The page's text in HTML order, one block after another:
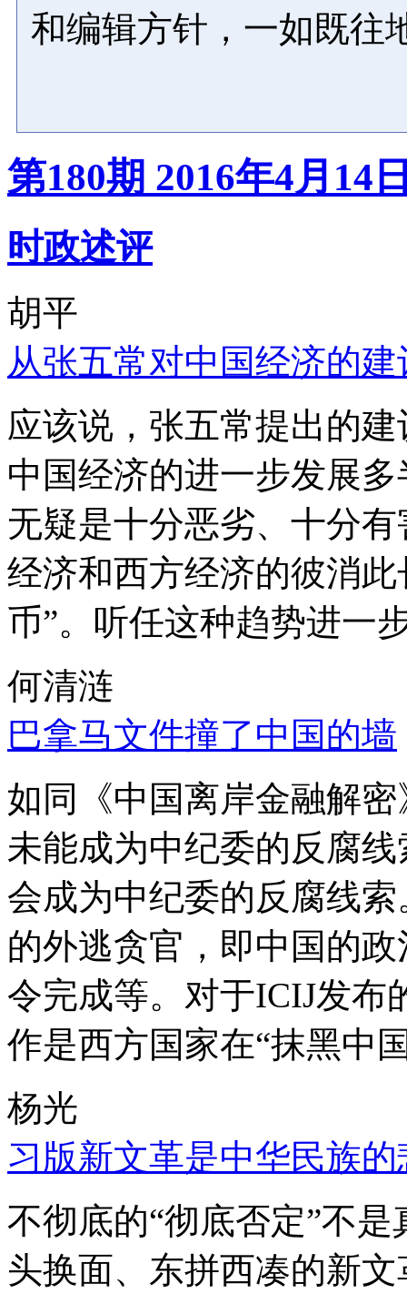
和编辑方针，一如既往
第180期 2016年4月14
时政述评
胡平
从张五常对中国经济的
应该说，张五常提出的
中国经济的进一步发展
无疑是十分恶劣、十分
经济和西方经济的彼消
币”。听任这种趋势进一
何清涟
巴拿马文件撞了中国的墙
如同《中国离岸金融解
未能成为中纪委的反腐
会成为中纪委的反腐线
的外逃贪官，即中国的
令完成等。对于ICIJ发布
作是西方国家在“抹黑中
杨光
习版新文革是中华民族的
不彻底的“彻底否定”不
头换面、东拼西凑的新